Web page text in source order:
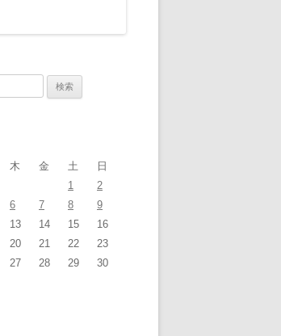
木 金 土
日
1
2
6 7 8
9
13 14 15
16
20 21 22
23
27 28 29
30